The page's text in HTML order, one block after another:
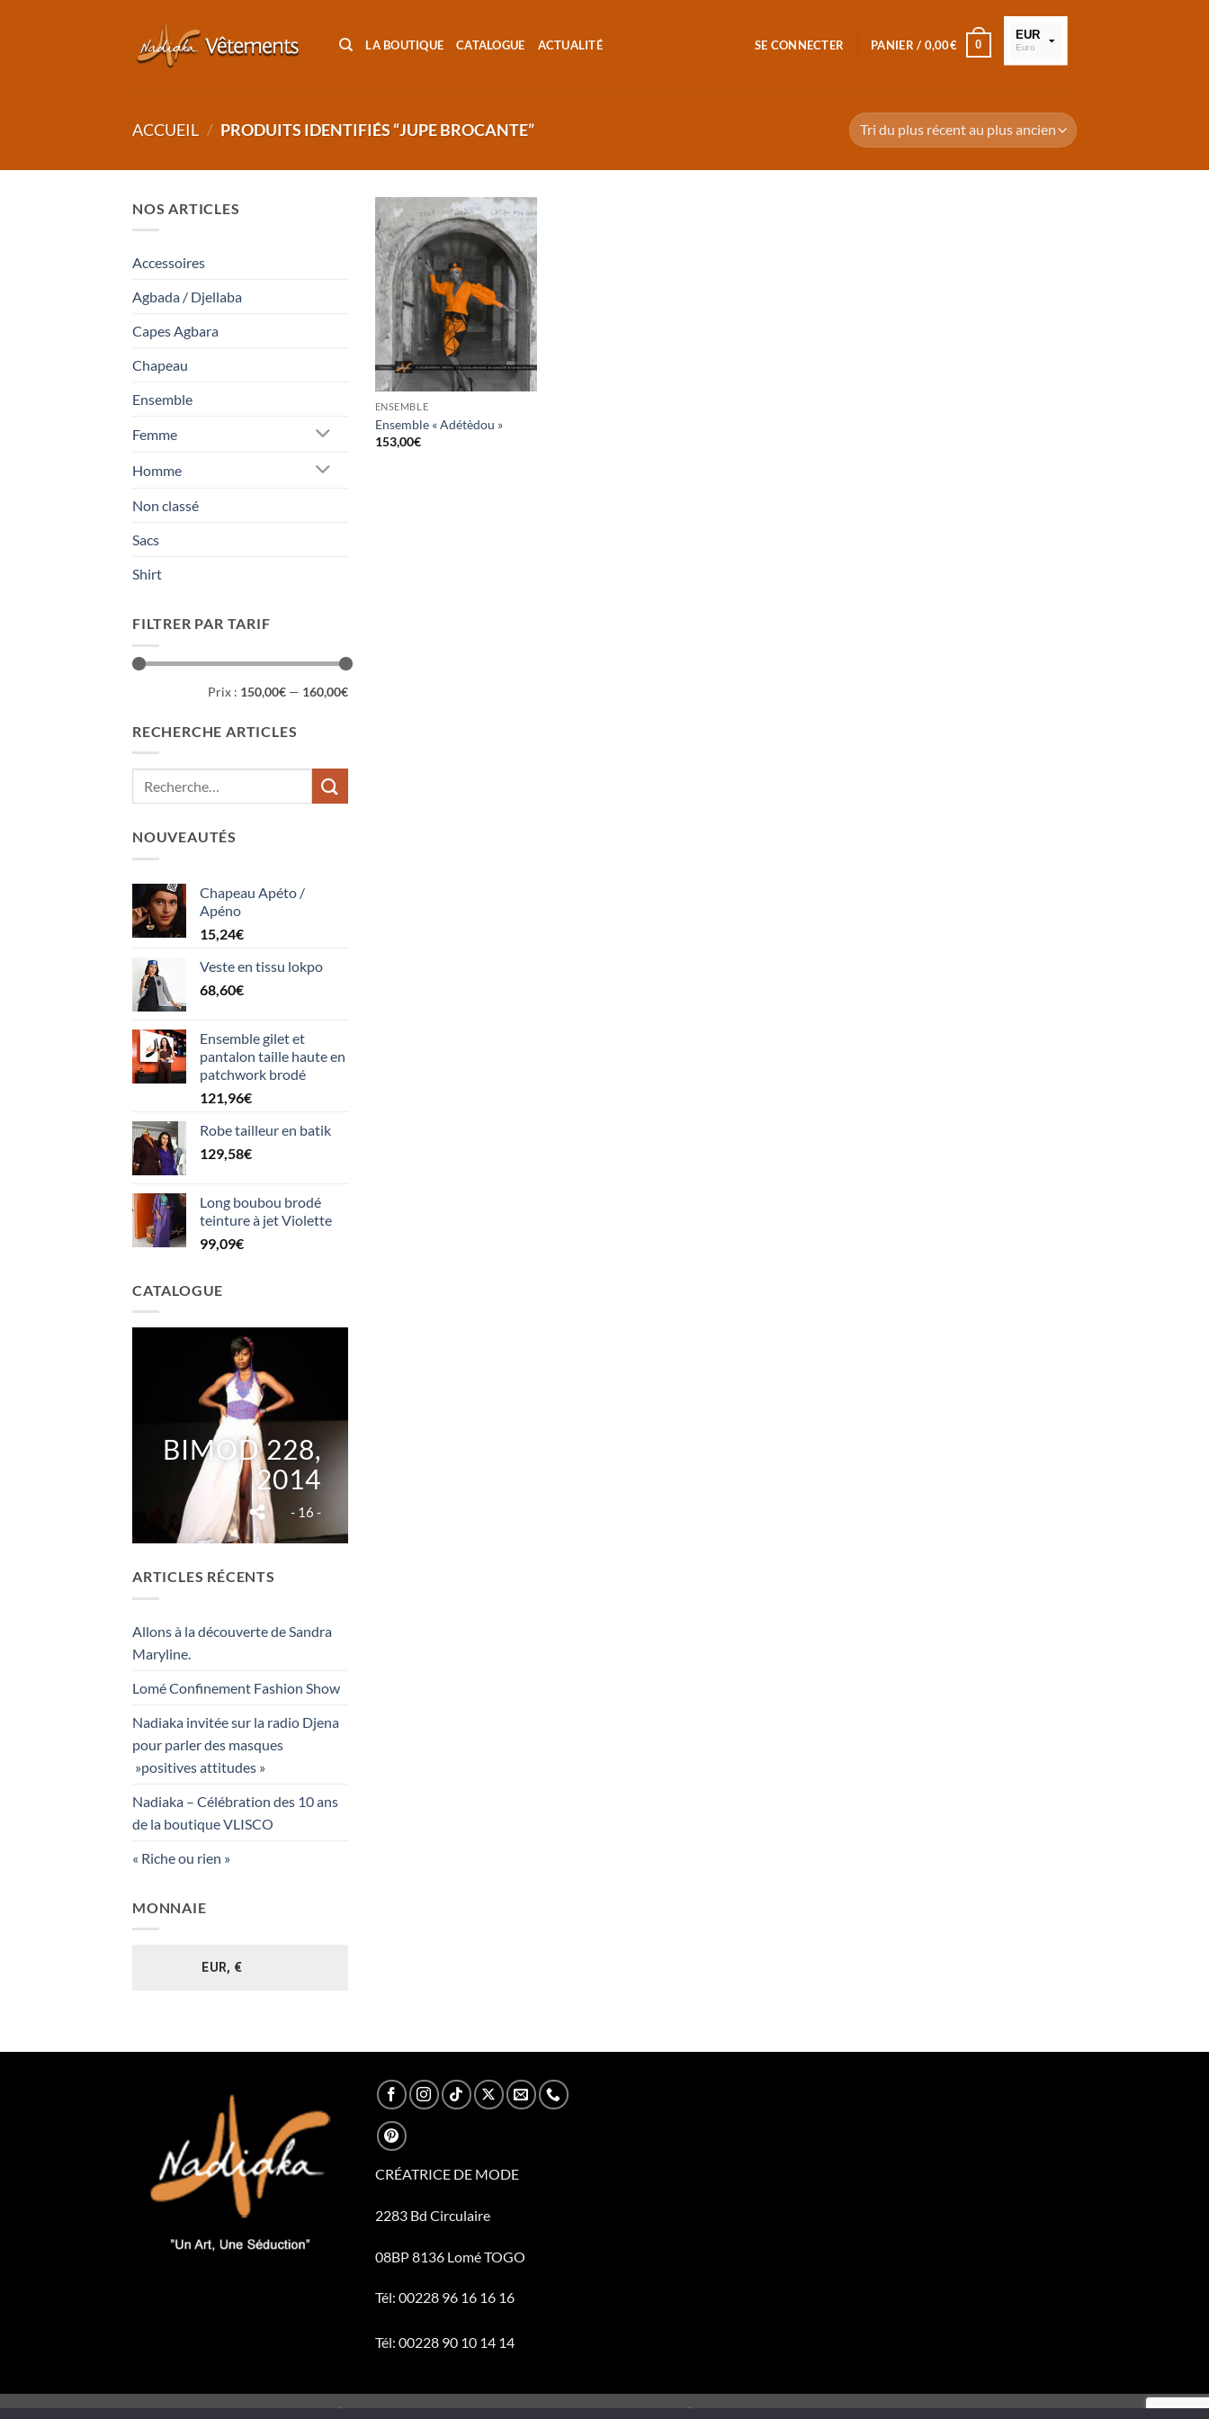
LA BOUTIQUE CATALOGUE ACTUALITÉ SE CONNECTER PANIER / 0,00€ 0
EUR
Euro
ACCUEIL / PRODUITS IDENTIFIÉS “JUPE BROCANTE”
NOS ARTICLES
Accessoires
Agbada / Djellaba
Capes Agbara
Chapeau
Ensemble
Femme
Homme
Non classé
Sacs
Shirt
FILTRER PAR TARIF
Prix : 150,00€ — 160,00€
RECHERCHE ARTICLES
NOUVEAUTÉS
Chapeau Apéto /
Apéno
15,24€
Veste en tissu lokpo
68,60€
Ensemble gilet et
pantalon taille haute en
patchwork brodé
121,96€
Robe tailleur en batik
129,58€
Long boubou brodé
teinture à jet Violette
99,09€
CATALOGUE
BIMOD 228,
2014
- 16 -
ARTICLES RÉCENTS
Allons à la découverte de Sandra
Maryline.
Lomé Confinement Fashion Show
Nadiaka invitée sur la radio Djena
pour parler des masques
»positives attitudes »
Nadiaka – Célébration des 10 ans
de la boutique VLISCO
« Riche ou rien »
MONNAIE
EUR, €
ENSEMBLE
Ensemble « Adétèdou »
153,00€
CRÉATRICE DE MODE
2283 Bd Circulaire
08BP 8136 Lomé TOGO
Tél: 00228 96 16 16 16
Tél: 00228 90 10 14 14